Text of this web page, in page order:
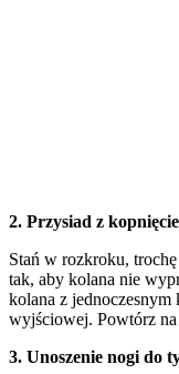
2. Przysiad z
Stań w rozkroku,
tak, aby kolana nie
kolana z
wyjściowej. Powtórz na
3. Unoszenie nogi do